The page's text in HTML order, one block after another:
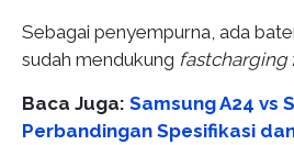
Sebagai penyempurna, ada
sudah mendukung fastcharging
Baca Juga: Samsung A24 vs
Perbandingan Spesifikasi